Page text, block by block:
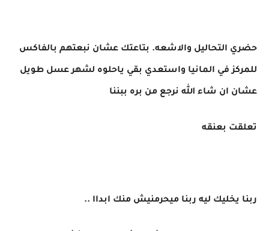
حضري التحاليل والاشعه. بتاعتك عشان نبعتهم بالفاكس
للمركز في المانيا واستعدي بقي ياحلوه لشهر عسل طويل
عشان ان شاء الله نرجع من بره ببننا
تعلقت بعنقه
ربنا يخليك ليه ربنا ميحرمنيش منك ابداا ..